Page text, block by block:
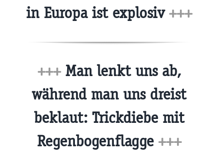
in Europa ist explosiv+++
+++Man lenkt uns ab,
während man uns dreist
beklaut: Trickdiebe mit
Regenbogenflagge +++